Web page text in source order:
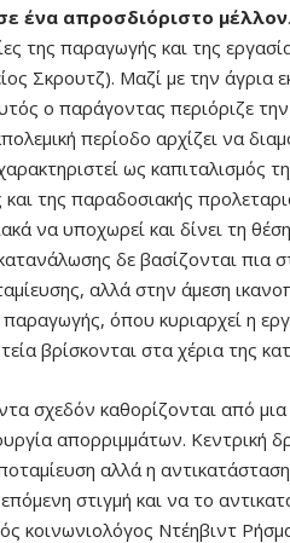
ένα απροσδιόριστο μέλλον
της παραγωγής και της
Σκρουτζ). Μαζί με την άγρια
ο παράγοντας περιόριζε
περίοδο αρχίζει να
ως καπιταλισμός
της παραδοσιακής
να υποχωρεί και δίνει τη
δε βασίζονται πια
αλλά στην άμεση
όπου κυριαρχεί η
βρίσκονται στα χέρια της
σχεδόν καθορίζονται από μια
απορριμμάτων. Κεντρική
αλλά η
στιγμή και να το
κοινωνιολόγος Ντέηβιντ